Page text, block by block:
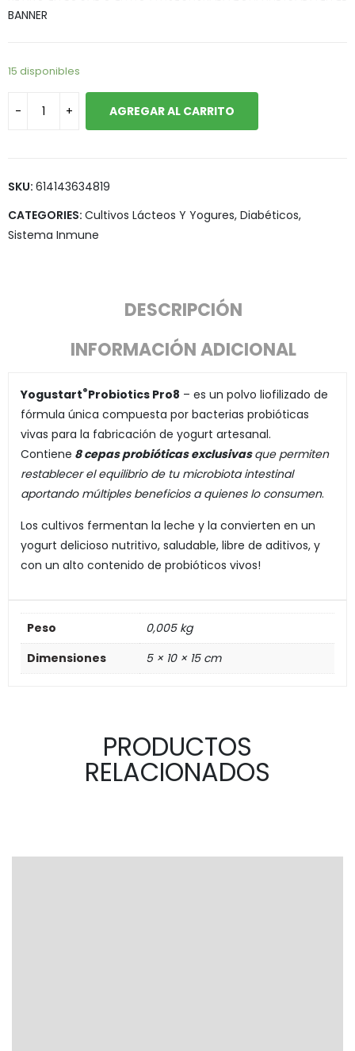
BANNER
15 disponibles
AGREGAR AL CARRITO
SKU: 614143634819
CATEGORIES: Cultivos Lácteos Y Yogures, Diabéticos,
Sistema Inmune
DESCRIPCIÓN
INFORMACIÓN ADICIONAL
Yogustart®Probiotics Pro8 – es un polvo liofilizado de
fórmula única compuesta por bacterias probióticas
vivas para la fabricación de yogurt artesanal.
Contiene 8 cepas probióticas exclusivasque permiten
restablecer el equilibrio de tu microbiota intestinal
aportando múltiples beneficios a quienes lo consumen.
Los cultivos fermentan la leche y la convierten en un
yogurt delicioso nutritivo, saludable, libre de aditivos, y
con un alto contenido de probióticos vivos!
Peso
0,005 kg
Dimensiones
5 × 10 × 15 cm
PRODUCTOS
RELACIONADOS